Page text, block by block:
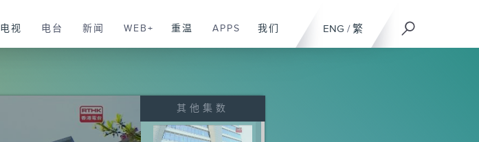
ENG / 繁
电视 电台 新闻 WEB+ 重温 APPS 我们
其他集数